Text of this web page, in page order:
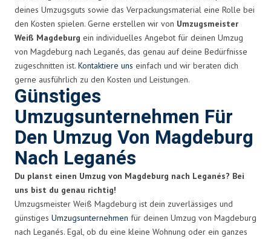
deines Umzugsguts sowie das Verpackungsmaterial eine Rolle bei
den Kosten spielen. Gerne erstellen wir von Umzugsmeister
Weiß Magdeburg ein individuelles Angebot für deinen Umzug
von Magdeburg nach Leganés, das genau auf deine Bedürfnisse
zugeschnitten ist. Kontaktiere uns einfach und wir beraten dich
gerne ausführlich zu den Kosten und Leistungen.
Günstiges
Umzugsunternehmen Für
Den Umzug Von Magdeburg
Nach Leganés
Du planst einen Umzug von Magdeburg nach Leganés? Bei
uns bist du genau richtig!
Umzugsmeister Weiß Magdeburg ist dein zuverlässiges und
günstiges Umzugsunternehmen für deinen Umzug von Magdeburg
nach Leganés. Egal, ob du eine kleine Wohnung oder ein ganzes